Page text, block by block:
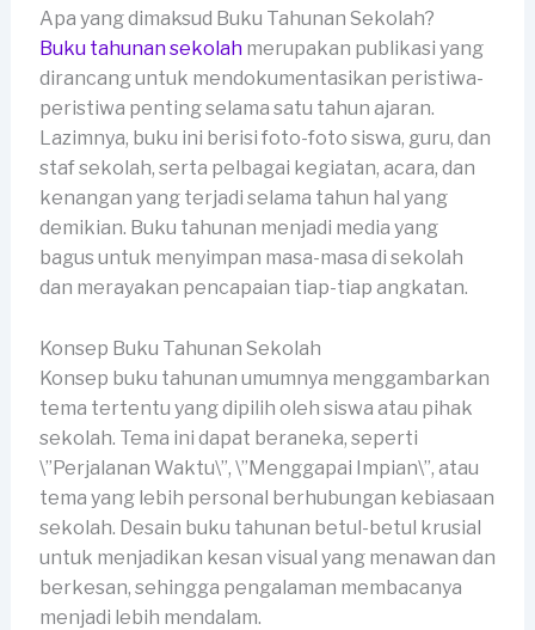
Apa yang dimaksud Buku Tahunan Sekolah?
Buku tahunan sekolahmerupakan publikasi yang
dirancang untuk mendokumentasikan peristiwa-
peristiwa penting selama satu tahun ajaran.
Lazimnya, buku ini berisi foto-foto siswa, guru, dan
staf sekolah, serta pelbagai kegiatan, acara, dan
kenangan yang terjadi selama tahun hal yang
demikian. Buku tahunan menjadi media yang
bagus untuk menyimpan masa-masa di sekolah
dan merayakan pencapaian tiap-tiap angkatan.
Konsep Buku Tahunan Sekolah
Konsep buku tahunan umumnya menggambarkan
tema tertentu yang dipilih oleh siswa atau pihak
sekolah. Tema ini dapat beraneka, seperti
\”Perjalanan Waktu\”, \”Menggapai Impian\”, atau
tema yang lebih personal berhubungan kebiasaan
sekolah. Desain buku tahunan betul-betul krusial
untuk menjadikan kesan visual yang menawan dan
berkesan, sehingga pengalaman membacanya
menjadi lebih mendalam.